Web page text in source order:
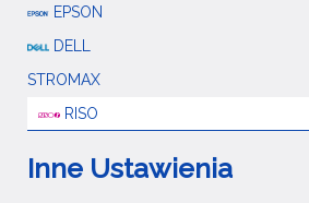
EPSON
DELL
STROMAX
RISO
Inne Ustawienia